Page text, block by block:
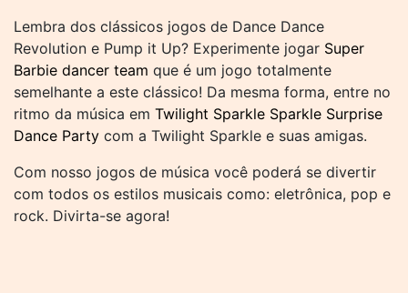
Lembra dos clássicos jogos de Dance Dance
Revolution e Pump it Up? Experimente jogar Super
Barbie dancer team que é um jogo totalmente
semelhante a este clássico! Da mesma forma, entre no
ritmo da música em Twilight Sparkle Sparkle Surprise
Dance Party com a Twilight Sparkle e suas amigas.
Com nosso jogos de música você poderá se divertir
com todos os estilos musicais como: eletrônica, pop e
rock. Divirta-se agora!